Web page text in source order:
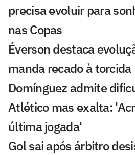
precisa evoluir para
nas Copas
Éverson destaca
manda recado à torcida
Domínguez admite
Atlético mas exalta:
última jogada'
Gol sai após árbitro